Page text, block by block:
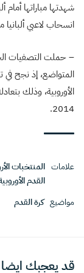
انسحاب لاعبي
– حملت التصفيات
المتواضع، إذ نجح في
الأوروبية، وذلك
2014.
علامات المنتخبات
القدم
مواضيع كرة القدم
قد يعجبك ايضا